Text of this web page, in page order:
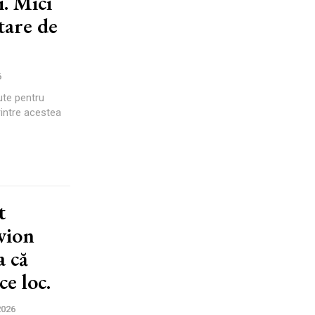
de
pentru
acestea
că
loc.